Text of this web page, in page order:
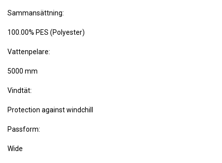
Sammansättning:
100.00% PES (Polyester)
Vattenpelare:
5000 mm
Vindtät:
Protection against windchill
Passform:
Wide